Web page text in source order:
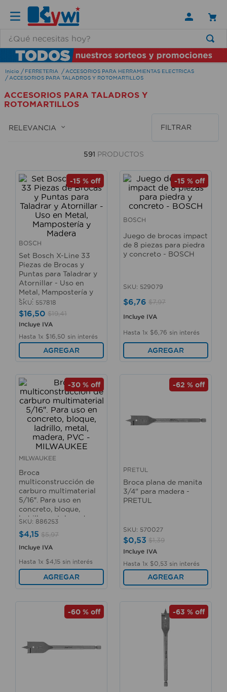
FERRETERIA
ACCESORIOS PARA HERRAMIENTAS ELECTRICAS
ACCESORIOS PARA TALADROS Y ROTOMARTILLOS
ACCESORIOS PARA TALADROS Y
ROTOMARTILLOS
RELEVANCIA FILTRAR
591 PRODUCTOS
-15 % off
BOSCH
Set Bosch X-Line 33
Piezas de Brocas y
Puntas para Taladrar y
Atornillar - Uso en
Metal, Mampostería y
Madera
SKU: 557818
$16,50 $19,41
Incluye IVA
Hasta 1x $16 50 sin interés
AGREGAR
-15 % off
BOSCH
Juego de brocas impact
de 8 piezas para piedra
y concreto - BOSCH
SKU: 529079
$6,76 $7,97
Incluye IVA
Hasta 1x $6 76 sin interés
AGREGAR
-30 % off
MILWAUKEE
Broca
multiconstrucción de
carburo multimaterial
5/16″. Para uso en
concreto, bloque,
ladrillo, metal, madera,
SKU: 886253
$4,15 $5,97
Incluye IVA
Hasta 1x $415 sin interés
AGREGAR
-62 % off
PRETUL
Broca plana de manita
3/4" para madera -
PRETUL
SKU: 570027
$0,53 $1,39
Incluye IVA
Hasta 1x $0 53 sin interés
AGREGAR
-60 % off -63 % off
TÉRMINOS MÁS BUSCADOS
1.
lamparas
2.
ducha
3.
lampara
4.
silla
aspiradora
cerradura
taladro